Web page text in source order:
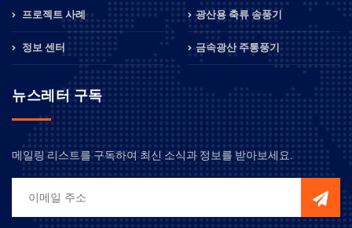
프로젝트 사례
정보 센터
광산용 축류 송풍기
금속광산 주통풍기
뉴스레터 구독
메일링 리스트를 구독하여 최신 소식과 정보를 받아보세요.